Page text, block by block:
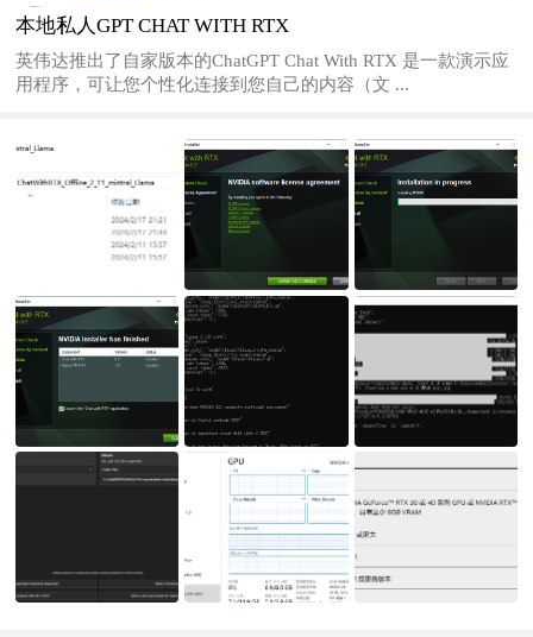
本地私人GPT CHAT WITH RTX
英伟达推出了自家版本的ChatGPT Chat With RTX 是一款演示应
用程序，可让您个性化连接到您自己的内容（文 ...